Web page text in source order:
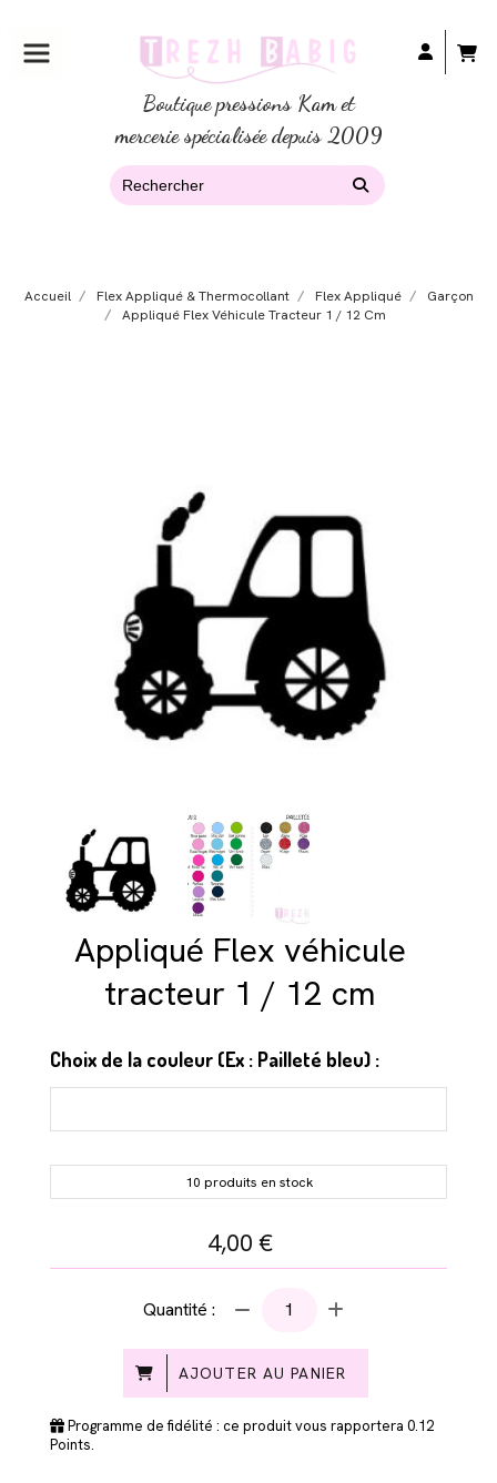
Boutique pressions Kam et
mercerie spécialisée depuis 2009
Accueil Flex Appliqué & Thermocollant Flex Appliqué
Garçon
Appliqué Flex Véhicule Tracteur 1 / 12 Cm
Appliqué Flex véhicule
tracteur 1 / 12 cm
Choix de la couleur (Ex : Pailleté bleu) :
10 produits en stock
4,00 €
Quantité :
AJOUTER AU PANIER
Programme de fidélité : ce produit vous rapportera 0.12
Points.